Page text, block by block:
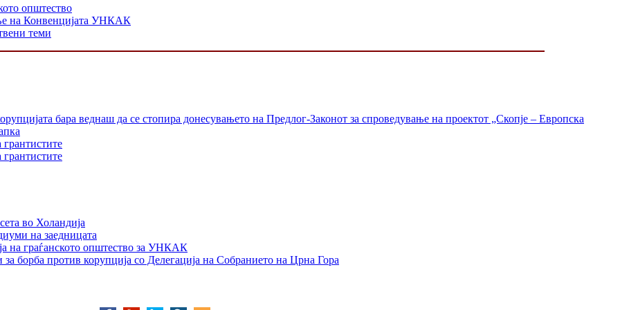
општество
на Конвенцијата УНКАК
теми
бара веднаш да се стопира донесувањето на Предлог-Законот за спроведување на проектот „Скопје – Европска
во Холандија
на заедницата
на граѓанското општество за УНКАК
борба против корупција со Делегација на Собранието на Црна Гора